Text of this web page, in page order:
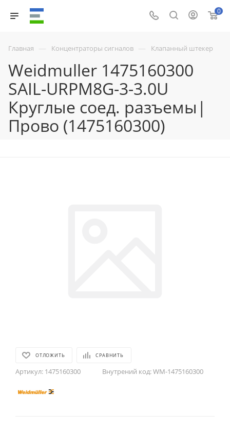
0
Главная — Концентраторы сигналов — Клапанный штекер
Weidmuller 1475160300
SAIL-URPM8G-3-3.0U
Круглые соед. разъемы|
Прово (1475160300)
ОТЛОЖИТЬ СРАВНИТЬ
Артикул: 1475160300 Внутрений код:WM-1475160300